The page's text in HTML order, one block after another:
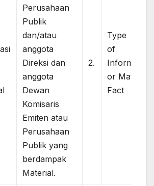
Perusahaan
Publik
dan/atau
anggota
Direksi dan
anggota
Dewan
Komisaris
Emiten atau
Perusahaan
Publik yang
berdampak
Material.
2.
of
Information
or Material
Fact